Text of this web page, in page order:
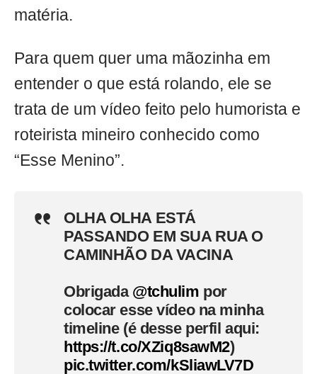
matéria.
Para quem quer uma mãozinha em
entender o que está rolando, ele se
trata de um vídeo feito pelo humorista e
roteirista mineiro conhecido como
“Esse Menino”.
OLHA OLHA ESTÁ
PASSANDO EM SUA RUA O
CAMINHÃO DA VACINA
Obrigada @tchulim por
colocar esse vídeo na minha
timeline (é desse perfil aqui:
https://t.co/XZiq8sawM2)
pic.twitter.com/kSliawLV7D